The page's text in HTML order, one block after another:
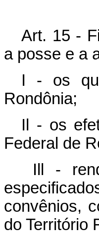
Art. 15 -
a posse e a
I - os
Rondônia;
Il - os
Federal de
Ill -
convênios,
do Território